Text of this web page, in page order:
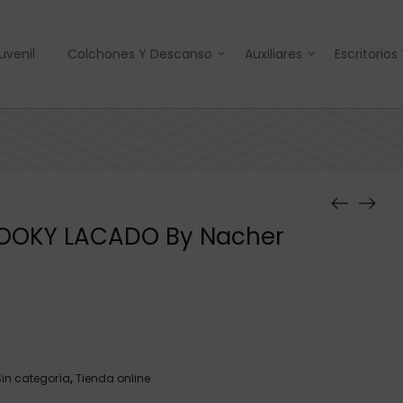
Colchones Y Descanso Auxiliares
LACADO By Nacher
categoría,Tienda online